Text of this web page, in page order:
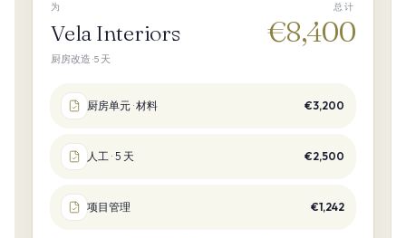
为
Vela Interiors
厨房改造 · 5 天
总计
€8,400
厨房单元 · 材料 €3,200
人工 · 5 天 €2,500
项目管理 €1,242